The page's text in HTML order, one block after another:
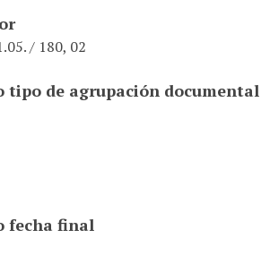
/ 180, 02
tipo de agrupación documental
fecha final